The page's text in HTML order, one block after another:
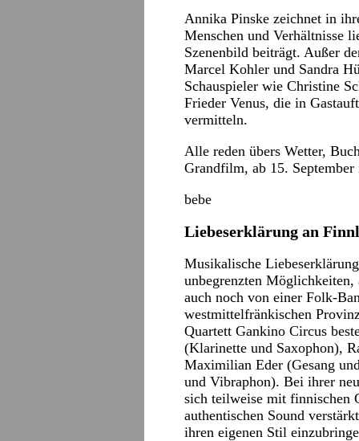
Annika Pinske zeichnet in
Menschen und Verhältnisse
Szenenbild beiträgt. Außer
Marcel Kohler und Sandra
Schauspieler wie Christine
Frieder Venus, die in
vermitteln.
Alle reden übers Wetter,
Grandfilm, ab 15.
bebe
Liebeserklärung an
Musikalische
unbegrenzten
auch noch von einer Folk-
westmittelfränkischen
Quartett Gankino Circus
(Klarinette und Saxophon),
Maximilian Eder (Gesang
und Vibraphon). Bei ihrer
sich teilweise mit finnischen
authentischen Sound
ihren eigenen Stil